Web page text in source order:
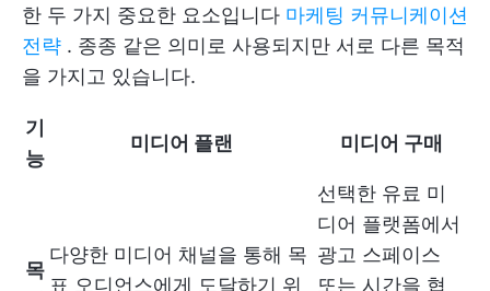
한 두 가지 중요한 요소입니다 마케팅 커뮤니케이션
전략 . 종종 같은 의미로 사용되지만 서로 다른 목적
을 가지고 있습니다.
기
능
미디어 플랜 미디어 구매
목
다양한 미디어 채널을 통해 목
표 오디언스에게 도달하기 위
선택한 유료 미
디어 플랫폼에서
광고 스페이스
또는 시간을 협